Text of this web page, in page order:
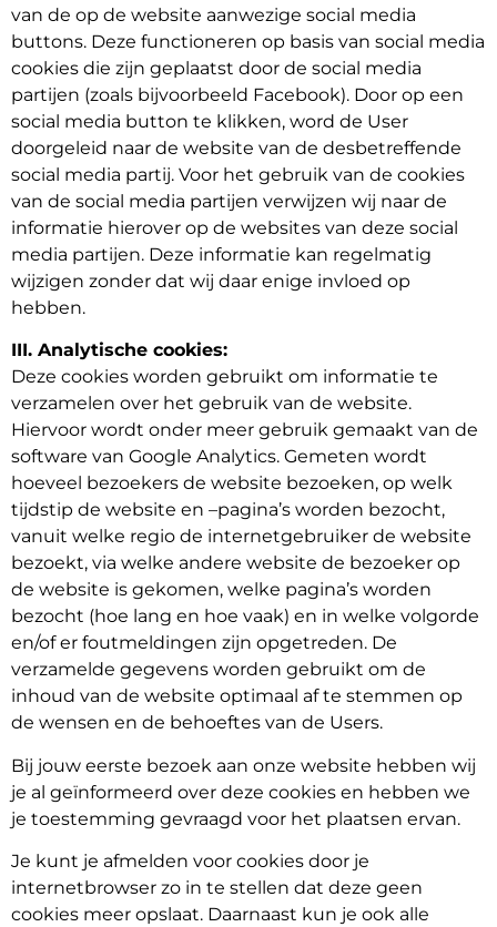
van de op de website aanwezige social media
buttons. Deze functioneren op basis van social media
cookies die zijn geplaatst door de social media
partijen (zoals bijvoorbeeld Facebook). Door op een
social media button te klikken, word de User
doorgeleid naar de website van de desbetreffende
social media partij. Voor het gebruik van de cookies
van de social media partijen verwijzen wij naar de
informatie hierover op de websites van deze social
media partijen. Deze informatie kan regelmatig
wijzigen zonder dat wij daar enige invloed op
hebben.
III. Analytische cookies:
Deze cookies worden gebruikt om informatie te
verzamelen over het gebruik van de website.
Hiervoor wordt onder meer gebruik gemaakt van de
software van Google Analytics. Gemeten wordt
hoeveel bezoekers de website bezoeken, op welk
tijdstip de website en –pagina’s worden bezocht,
vanuit welke regio de internetgebruiker de website
bezoekt, via welke andere website de bezoeker op
de website is gekomen, welke pagina’s worden
bezocht (hoe lang en hoe vaak) en in welke volgorde
en/of er foutmeldingen zijn opgetreden. De
verzamelde gegevens worden gebruikt om de
inhoud van de website optimaal af te stemmen op
de wensen en de behoeftes van de Users.
Bij jouw eerste bezoek aan onze website hebben wij
je al geïnformeerd over deze cookies en hebben we
je toestemming gevraagd voor het plaatsen ervan.
Je kunt je afmelden voor cookies door je
internetbrowser zo in te stellen dat deze geen
cookies meer opslaat. Daarnaast kun je ook alle